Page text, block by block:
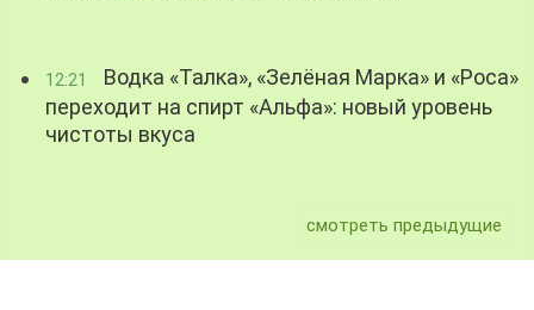
12:21
Водка «Талка», «Зелёная Марка» и «Роса»
переходит на спирт «Альфа»: новый уровень
чистоты вкуса
смотреть предыдущие